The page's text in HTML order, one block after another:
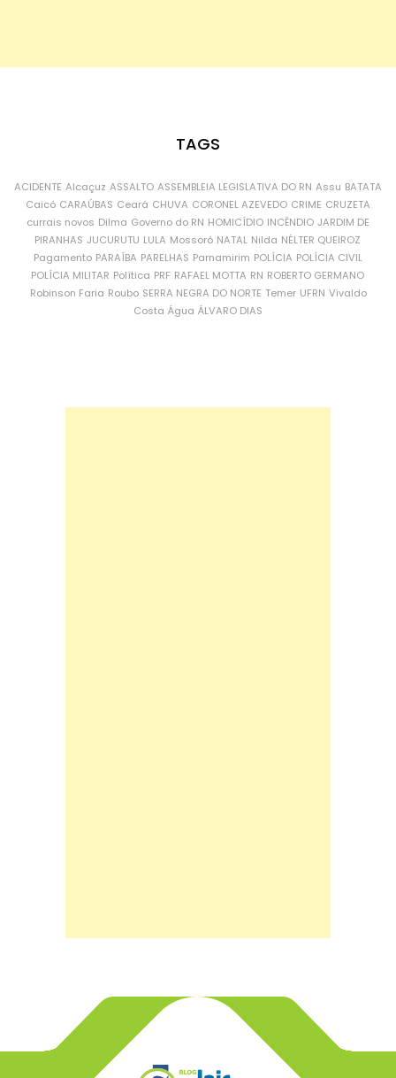
TAGS
ACIDENTE Alcaçuz ASSALTO ASSEMBLEIA LEGISLATIVA DO RN Assu BATATA
Caicó CARAÚBAS Ceará CHUVA CORONEL AZEVEDO CRIME CRUZETA
currais novos Dilma Governo do RN HOMICÍDIO INCÊNDIO JARDIM DE
PIRANHAS JUCURUTU LULA Mossoró NATAL Nilda NÉLTER QUEIROZ
Pagamento PARAÍBA PARELHAS Parnamirim POLÍCIA POLÍCIA CIVIL
POLÍCIA MILITAR Política PRF RAFAEL MOTTA RN ROBERTO GERMANO
Robinson Faria Roubo SERRA NEGRA DO NORTE Temer UFRN Vivaldo
Costa Água ÁLVARO DIAS